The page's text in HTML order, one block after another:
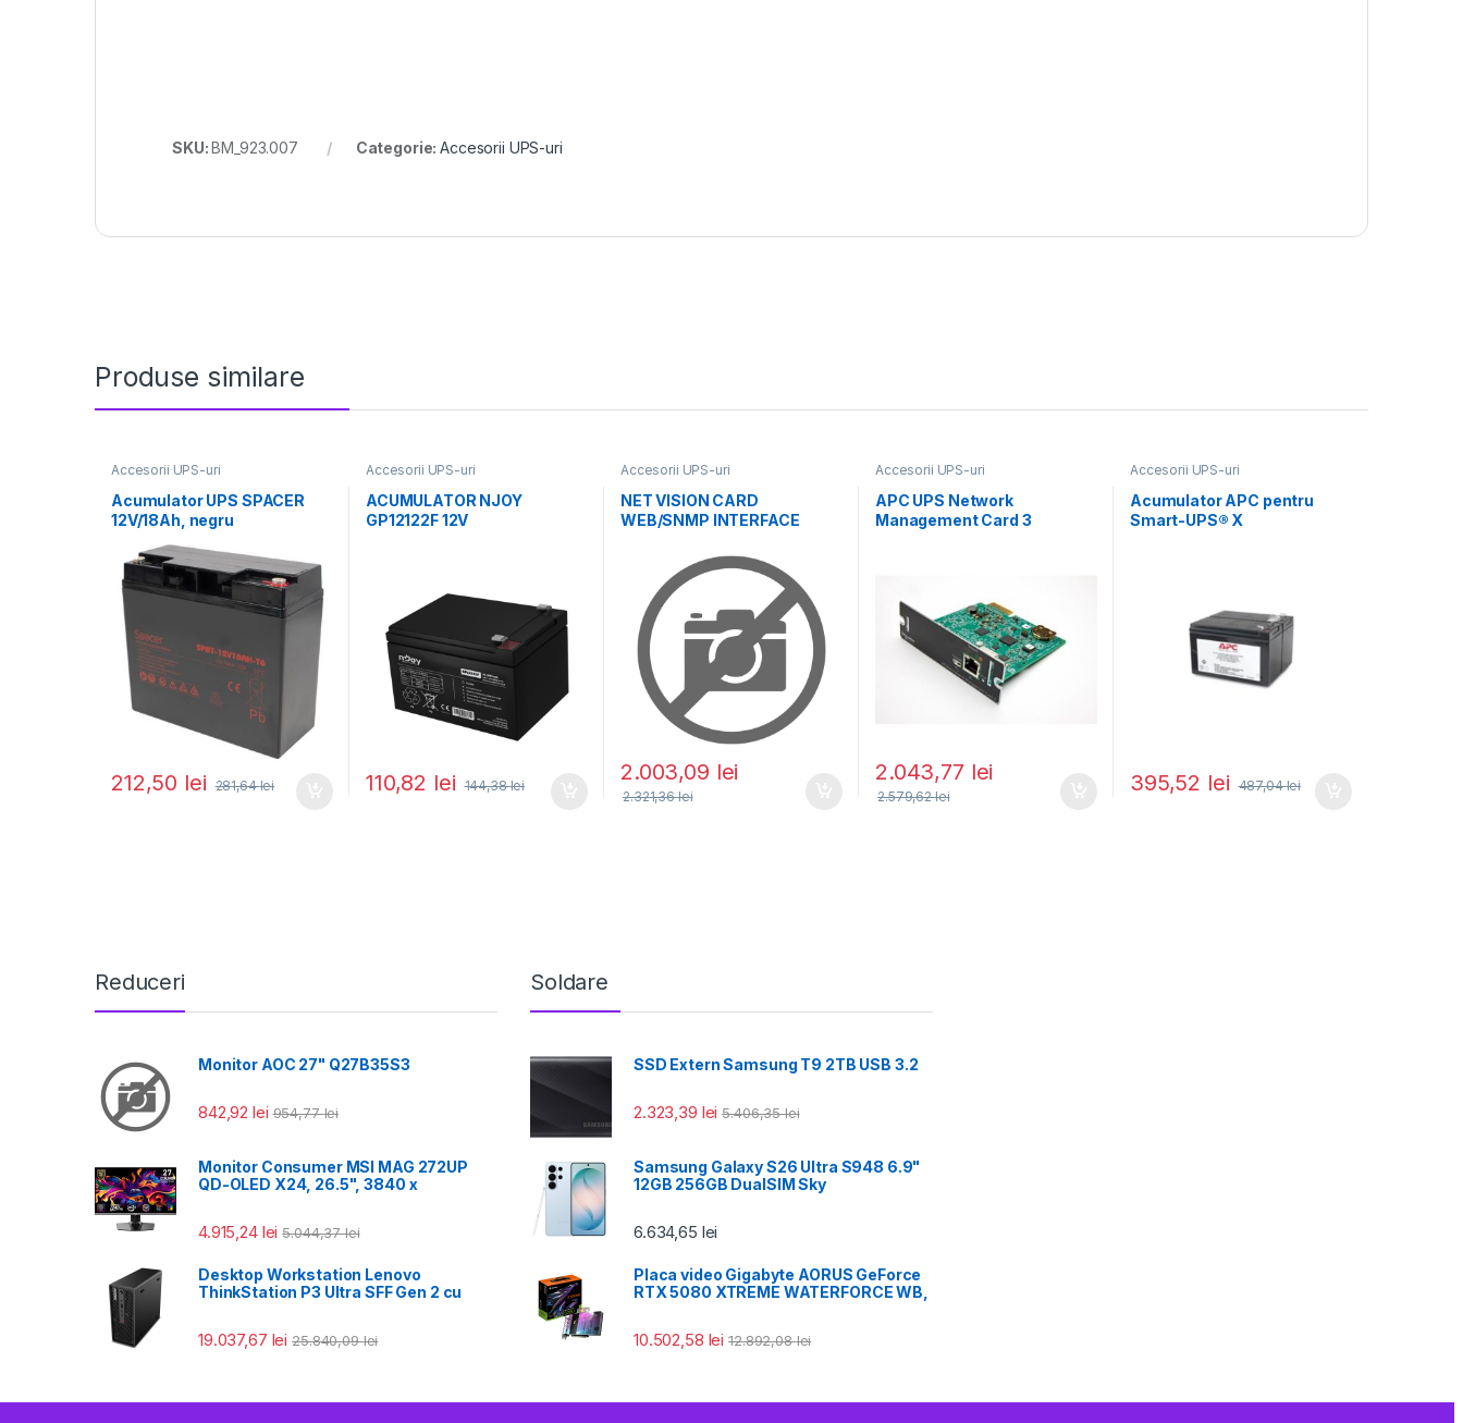
SKU:BM_923.007 Categorie:Accesorii UPS-uri
Produse similare
Accesorii UPS-uri
Acumulator UPS SPACER
12V/18Ah, negru
212,50 lei 281,64lei
Accesorii UPS-uri
ACUMULATOR NJOY
GP12122F 12V
110,82 lei 144,38lei
Accesorii UPS-uri
NET VISION CARD
WEB/SNMP INTERFACE
2.003,09 lei
2.321,36lei
Accesorii UPS-uri
APC UPS Network
Management Card 3
2.043,77 lei
2.579,62lei
Accesorii UPS-uri
Acumulator APC pentru
Smart-UPS® X
395,52 lei 487,04lei
Reduceri
Monitor AOC 27" Q27B35S3
842,92lei 954,77lei
Monitor Consumer MSI MAG 272UP
QD-OLED X24, 26.5", 3840 x
4.915,24 lei 5.044,37lei
Desktop Workstation Lenovo
ThinkStation P3 Ultra SFF Gen 2 cu
19.037,67 lei 25.840,09lei
Soldare
SSD Extern Samsung T9 2TB USB 3.2
2.323,39 lei 5.406,35lei
Samsung Galaxy S26 Ultra S948 6.9"
12GB 256GB DualSIM Sky
6.634,65 lei
Placa video Gigabyte AORUS GeForce
RTX 5080 XTREME WATERFORCE WB,
10.502,58 lei 12.892,08lei